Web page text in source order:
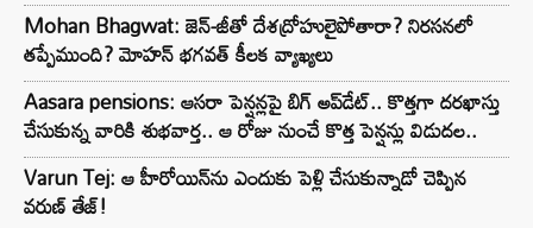
Mohan Bhagwat: జెన్-జీతో దేశద్రోహులైపోతారా? నిరసనలో
తప్పేముంది? మోహన్ భగవత్ కీలక వ్యాఖ్యలు
Aasara pensions: ఆసరా పెన్షన్లపై బిగ్ అప్‌డేట్.. కొత్తగా దరఖాస్తు
చేసుకున్న వారికి శుభవార్త.. ఆ రోజు నుంచే కొత్త పెన్షన్లు విడుదల..
Varun Tej: ఆ హీరోయిన్‌ను ఎందుకు పెళ్లి చేసుకున్నాడో చెప్పిన
వరుణ్ తేజ్!